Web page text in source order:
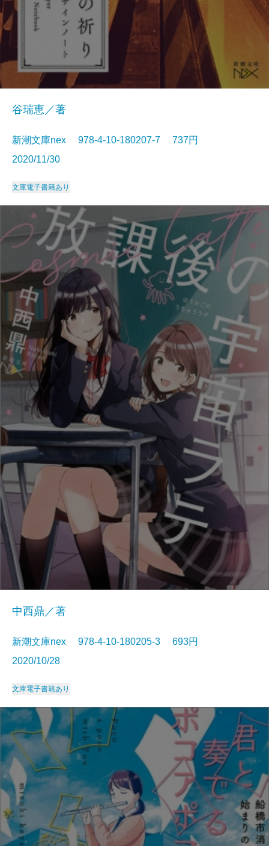
谷瑞恵／著
新潮文庫nex 978-4-10-180207-7 737円
2020/11/30
文庫電子書籍あり
中西鼎／著
新潮文庫nex 978-4-10-180205-3 693円
2020/10/28
文庫電子書籍あり